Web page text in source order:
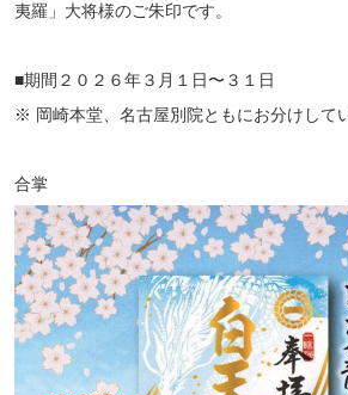
夷羅」大将様のご朱印です。
■期間２０２６年３月１日〜３１日
※ 岡崎本堂、名古屋別院ともにお分けして
合掌